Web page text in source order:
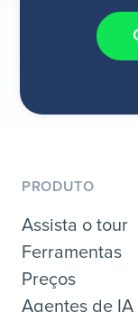
PRODUTO
Assista o tour
Ferramentas
Preços
Agentes de IA